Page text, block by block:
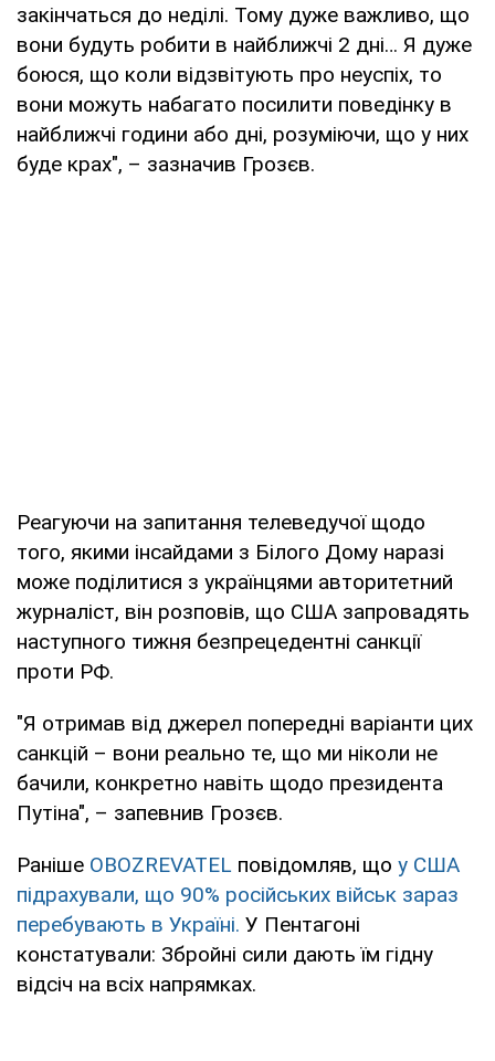
закінчаться до неділі. Тому дуже важливо, що
вони будуть робити в найближчі 2 дні… Я дуже
боюся, що коли відзвітують про неуспіх, то
вони можуть набагато посилити поведінку в
найближчі години або дні, розуміючи, що у них
буде крах", – зазначив Грозєв.
Реагуючи на запитання телеведучої щодо
того, якими інсайдами з Білого Дому наразі
може поділитися з українцями авторитетний
журналіст, він розповів, що США запровадять
наступного тижня безпрецедентні санкції
проти РФ.
"Я отримав від джерел попередні варіанти цих
санкцій – вони реально те, що ми ніколи не
бачили, конкретно навіть щодо президента
Путіна", – запевнив Грозєв.
Раніше OBOZREVATEL повідомляв, що у США
підрахували, що 90% російських військ зараз
перебувають в Україні. У Пентагоні
констатували: Збройні сили дають їм гідну
відсіч на всіх напрямках.